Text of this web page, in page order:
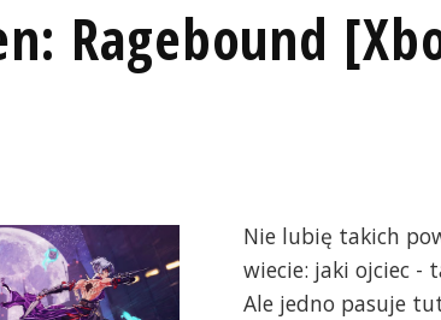
Ragebound
Nie lubię takich
wiecie: jaki ojciec -
Ale jedno pasuje